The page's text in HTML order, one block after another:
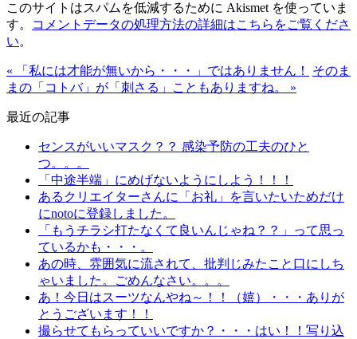
このサイトはスパムを低減するために Akismet を使っていま
す。
コメントデータの処理方法の詳細はこちらをご覧くださ
い。
« 「私には才能が無いから・・・」ではありません！
そのま
まの「コトバ」が「刺さる」こともありますね。 »
最近の記事
センスがいいマスク？？ 感染予防の工夫のひと
つ。。。
「中途半端」にめげないようにしよう！！！
あるクリエイターさんに「お礼」を言いたいためだけ
にnotoに登録しました。
「もうチラシ打たなくて良いんじゃね？？」って思っ
ているかも・・・。
あの時、雰囲気に流されて、批判じみたこと口にしち
ゃいました。ごめんなさい。。。
あ！今日はスーツなんやね～！！（嬉）・・・ありが
とうございます！！
撮らせてもらっていいですか？・・・はい！！写り込